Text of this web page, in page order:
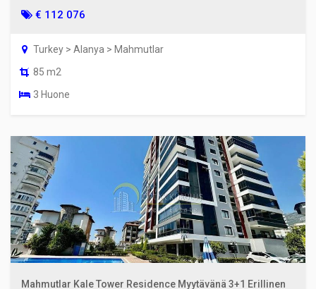
€ 112 076
Turkey > Alanya > Mahmutlar
85 m2
3 Huone
Mahmutlar Kale Tower Residence Myytävänä 3+1 Erillinen